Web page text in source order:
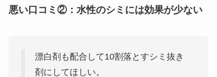
悪い口コミ②：水性のシミには効果が少ない
漂白剤も配合して10割落とすシミ抜き
剤にしてほしい。